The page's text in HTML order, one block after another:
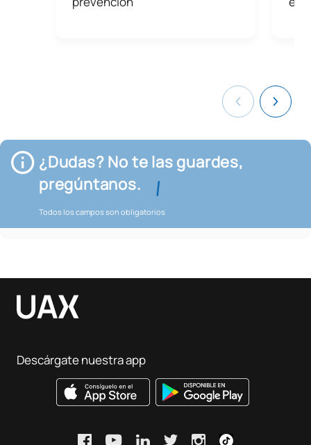
¿Dudas? No te las guardes,
pregúntanos.
Todos los campos son obligatorios
Descárgate nuestra app